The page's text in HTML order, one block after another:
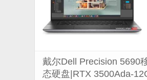
戴尔Dell Precision 5690
态硬盘|RTX 3500Ada-